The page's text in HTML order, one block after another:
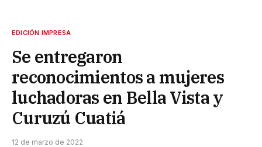
EDICIÓN IMPRESA
Se entregaron
reconocimientos a mujeres
luchadoras en Bella Vista y
Curuzú Cuatiá
12 de marzo de 2022